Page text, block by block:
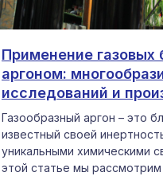
Применение газовых
аргоном:
исследований и
Газообразный аргон – это
известный своей
уникальными химическими
этой статье мы